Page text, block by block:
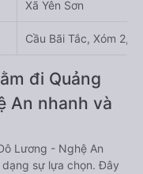
Xã Yên Sơn
Cầu Bãi Tắc, Xóm 2,
đi Quảng
An nhanh và
Lương - Nghệ An
sự lựa chọn. Đây